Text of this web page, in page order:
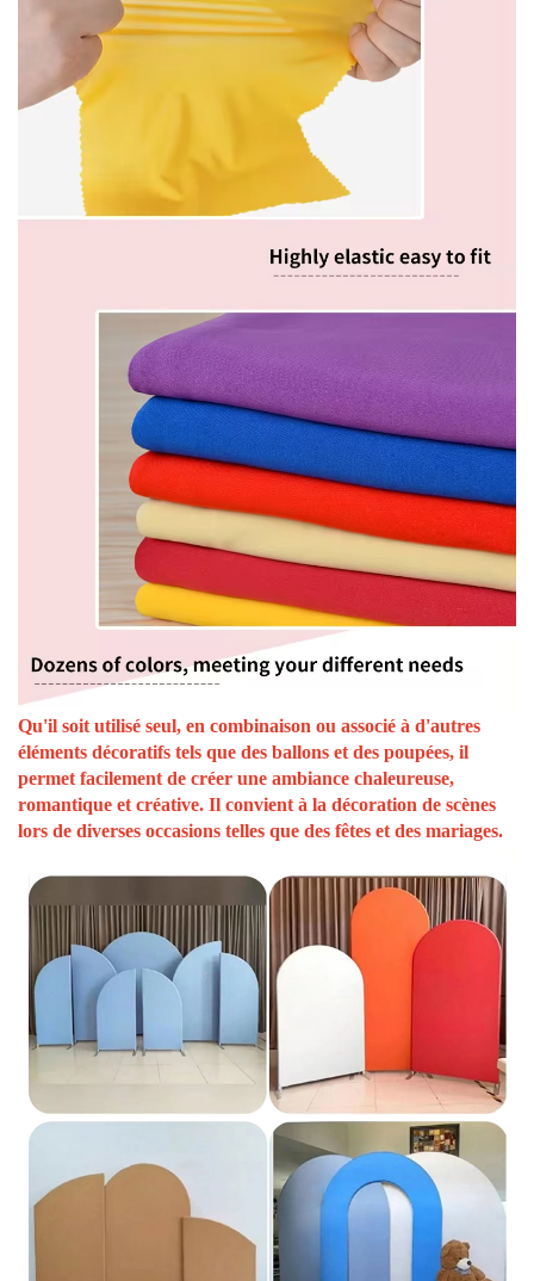
Qu'il soit utilisé seul, en combinaison ou associé à d'autres
éléments décoratifs tels que des ballons et des poupées, il
permet facilement de créer une ambiance chaleureuse,
romantique et créative. Il convient à la décoration de scènes
lors de diverses occasions telles que des fêtes et des mariages.